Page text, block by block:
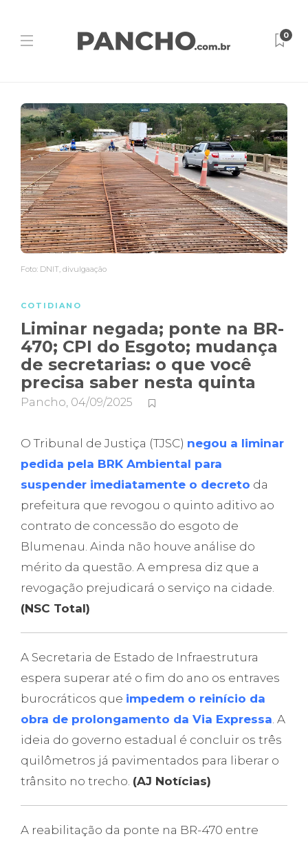
0
Foto: DNIT, divulgaação
COTIDIANO
Liminar negada; ponte na BR-
470; CPI do Esgoto; mudança
de secretarias: o que você
precisa saber nesta quinta
Pancho, 04/09/2025
O Tribunal de Justiça (TJSC) negou a liminar
pedida pela BRK Ambiental para
suspender imediatamente o decreto da
prefeitura que revogou o quinto aditivo ao
contrato de concessão do esgoto de
Blumenau. Ainda não houve análise do
mérito da questão. A empresa diz que a
revogação prejudicará o serviço na cidade.
(NSC Total)
A Secretaria de Estado de Infraestrutura
espera superar até o fim do ano os entraves
burocráticos que impedem o reinício da
obra de prolongamento da Via Expressa. A
ideia do governo estadual é concluir os três
quilômetros já pavimentados para liberar o
trânsito no trecho. (AJ Notícias)
A reabilitação da ponte na BR-470 entre